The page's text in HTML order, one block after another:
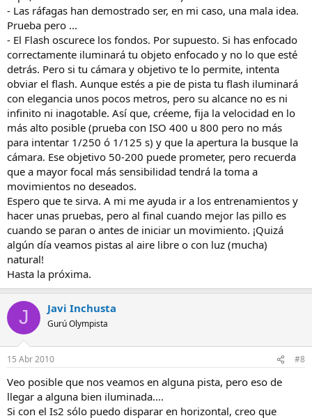
- Las ráfagas han demostrado ser, en mi caso, una mala idea.
Prueba pero ...
- El Flash oscurece los fondos. Por supuesto. Si has enfocado
correctamente iluminará tu objeto enfocado y no lo que esté
detrás. Pero si tu cámara y objetivo te lo permite, intenta
obviar el flash. Aunque estés a pie de pista tu flash iluminará
con elegancia unos pocos metros, pero su alcance no es ni
infinito ni inagotable. Así que, créeme, fija la velocidad en lo
más alto posible (prueba con ISO 400 u 800 pero no más
para intentar 1/250 ó 1/125 s) y que la apertura la busque la
cámara. Ese objetivo 50-200 puede prometer, pero recuerda
que a mayor focal más sensibilidad tendrá la toma a
movimientos no deseados.
Espero que te sirva. A mi me ayuda ir a los entrenamientos y
hacer unas pruebas, pero al final cuando mejor las pillo es
cuando se paran o antes de iniciar un movimiento. ¡Quizá
algún día veamos pistas al aire libre o con luz (mucha)
natural!
Hasta la próxima.
J Javi Inchusta
Gurú Olympista
15 Abr 2010 #8
Veo posible que nos veamos en alguna pista, pero eso de
llegar a alguna bien iluminada....
Si con el Is2 sólo puedo disparar en horizontal, creo que